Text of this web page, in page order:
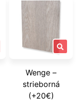
Wenge –
strieborná
(+20€)